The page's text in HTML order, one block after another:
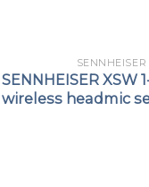
SENNHEISER
SENNHEISER XSW
wireless headmic